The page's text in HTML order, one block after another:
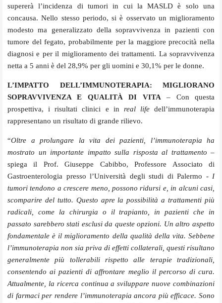
supererà l’incidenza di tumori in cui la MASLD è solo una
concausa. Nello stesso periodo, si è osservato un miglioramento
modesto ma generalizzato della sopravvivenza in pazienti con
tumore del fegato, probabilmente per la maggiore precocità nella
diagnosi e per il miglioramento dei trattamenti. La sopravvivenza
netta a 5 anni è del 28,9% per gli uomini e 30,1% per le donne.
L’IMPATTO DELL’IMMUNOTERAPIA: MIGLIORANO
SOPRAVVIVENZA E QUALITÀ DI VITA– Con questa
prospettiva, i risultati clinici e in real lifedell’immunoterapia
rappresentano un risultato di grande rilievo.
“Oltre a prolungare la vita dei pazienti, l’immunoterapia ha
mostrato un importante impatto sulla risposta al trattamento –
spiega il Prof.Giuseppe Cabibbo, Professore Associato di
Gastroenterologia presso l’Università degli studi di Palermo - I
tumori tendono a crescere meno, possono ridursi e, in alcuni casi,
scomparire del tutto. Questo apre la possibilità a trattamenti più
radicali, come la chirurgia o il trapianto, in pazienti che in
passato sarebbero stati esclusi da queste opzioni. Un altro aspetto
fondamentale è il miglioramento della qualità della vita. Sebbene
l’immunoterapia non sia priva di effetti collaterali, questi risultano
generalmente più tollerabili rispetto alle terapie tradizionali,
consentendo ai pazienti di affrontare meglio il percorso di cura.
Attualmente, la ricerca continua a sviluppare nuove combinazioni
di farmaci per rendere l’immunoterapia ancora più efficace. Sono